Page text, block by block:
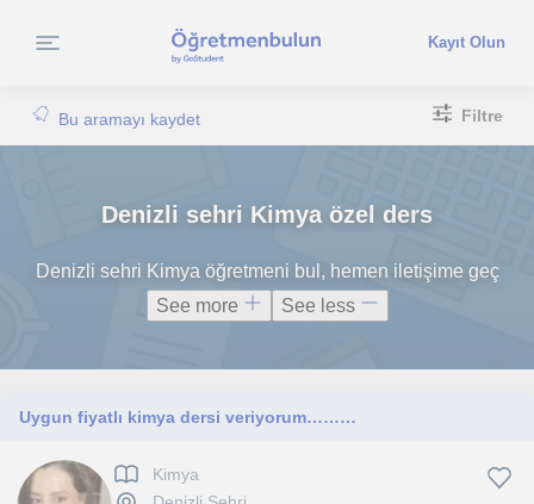
Kayıt Olun
Bu aramayı kaydet Filtre
Denizli sehri Kimya özel ders
Denizli sehri Kimya öğretmeni bul, hemen iletişime geç
See more
See less
Uygun fiyatlı kimya dersi veriyorum………
Kimya